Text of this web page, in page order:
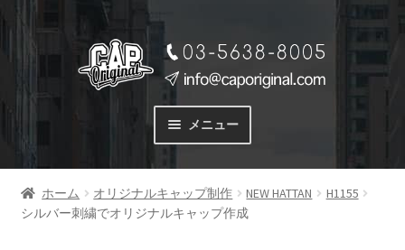
ョ
へ
ス
へ
キ
ッ
メニュー
サービス
SERVICE
ホーム オリジナルキャップ制作 NEW HATTAN
H1155
シルバー刺繍でオリジナルキャップ作成